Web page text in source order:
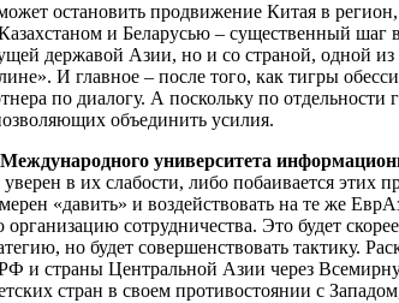
остановить продвижение Китая в
и Беларусью – существенный
державой Азии, но и со страной, одной из
И главное – после того, как тигры
по диалогу. А поскольку по
объединить усилия.
университета
в их слабости, либо побаивается этих
«давить» и воздействовать на те же
сотрудничества. Это будет
но будет совершенствовать тактику.
и страны Центральной Азии через
стран в своем противостоянии с